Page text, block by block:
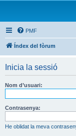
PMF
Índex del fòrum
Inicia la sessió
Nom d’usuari:
Contrasenya:
He oblidat la meva